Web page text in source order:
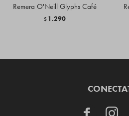
Remera O'Neill Glyphs Café
$ 1.290
 